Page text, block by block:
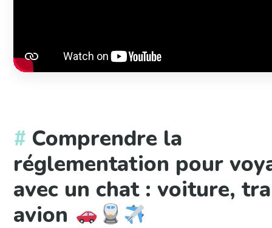
Comprendre la
réglementation pour
avec un chat : voiture,
avion